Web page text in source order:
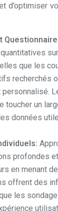
d’optimiser
que les
recherchés
personnalisé.
toucher un
données
profondes
en menant
offrent des
les